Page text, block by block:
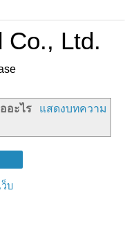
Co., Ltd.
อะไร
แสดงบทความ
บ